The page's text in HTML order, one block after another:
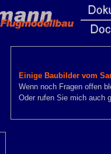
Einige Baubilder vom
Wenn noch Fragen offen
Oder rufen Sie mich auch